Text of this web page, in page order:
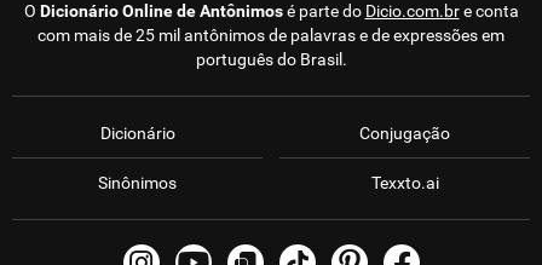
O Dicionário Online de Antônimosé parte do Dicio.com.bre conta
com mais de 25 mil antônimos de palavras e de expressões em
português do Brasil.
Dicionário
Sinônimos
Conjugação
Texxto.ai